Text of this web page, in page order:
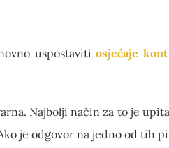
uspostavitiosjećaje
Najbolji način za to je
je odgovor na jedno od tih